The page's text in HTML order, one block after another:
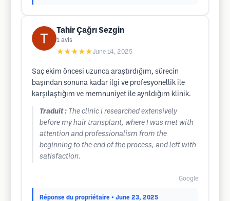
Tahir Çağrı Sezgin
1 avis
★★★★★June 14, 2025
Saç ekim öncesi uzunca araştırdığım, sürecin
başından sonuna kadar ilgi ve profesyonellik ile
karşılaştığım ve memnuniyet ile ayrıldığım klinik.
Traduit : The clinic I researched extensively
before my hair transplant, where I was met with
attention and professionalism from the
beginning to the end of the process, and left with
satisfaction.
Google
Réponse du propriétaire • June 23, 2025